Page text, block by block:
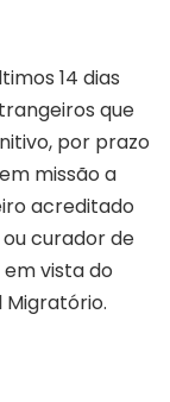
14 dias
que
por prazo
missão a
acreditado
curador de
vista do